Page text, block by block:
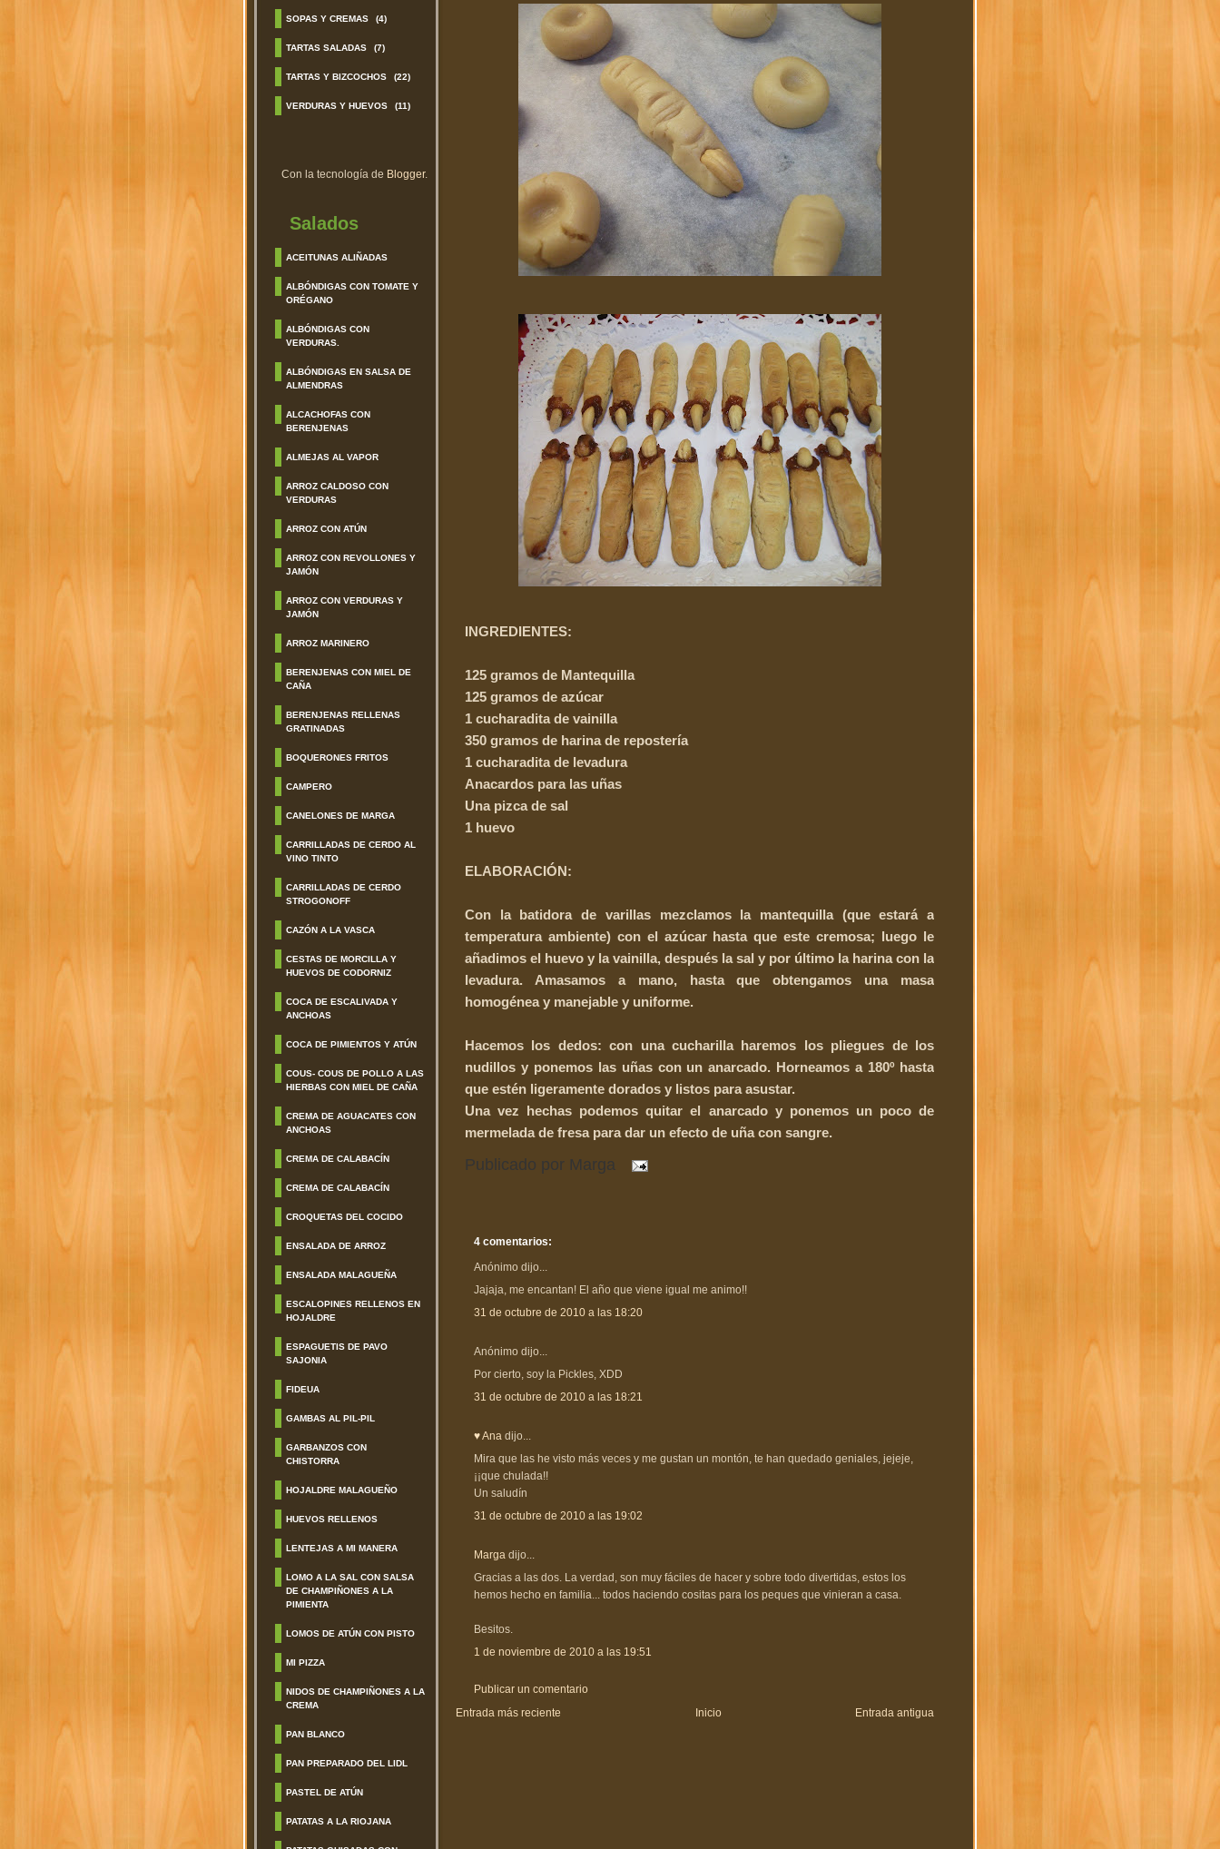
SOPAS Y CREMAS (4)
TARTAS SALADAS (7)
TARTAS Y BIZCOCHOS (22)
VERDURAS Y HUEVOS (11)
Con la tecnología de Blogger.
Salados
ACEITUNAS ALIÑADAS
ALBÓNDIGAS CON TOMATE Y
ORÉGANO
ALBÓNDIGAS CON
VERDURAS.
ALBÓNDIGAS EN SALSA DE
ALMENDRAS
ALCACHOFAS CON
BERENJENAS
ALMEJAS AL VAPOR
ARROZ CALDOSO CON
VERDURAS
ARROZ CON ATÚN
ARROZ CON REVOLLONES Y
JAMÓN
ARROZ CON VERDURAS Y
JAMÓN
ARROZ MARINERO
BERENJENAS CON MIEL DE
CAÑA
BERENJENAS RELLENAS
GRATINADAS
BOQUERONES FRITOS
CAMPERO
CANELONES DE MARGA
CARRILLADAS DE CERDO AL
VINO TINTO
CARRILLADAS DE CERDO
STROGONOFF
CAZÓN A LA VASCA
CESTAS DE MORCILLA Y
HUEVOS DE CODORNIZ
COCA DE ESCALIVADA Y
ANCHOAS
COCA DE PIMIENTOS Y ATÚN
COUS- COUS DE POLLO A LAS
HIERBAS CON MIEL DE CAÑA
CREMA DE AGUACATES CON
ANCHOAS
CREMA DE CALABACÍN
CREMA DE CALABACÍN
CROQUETAS DEL COCIDO
ENSALADA DE ARROZ
ENSALADA MALAGUEÑA
ESCALOPINES RELLENOS EN
HOJALDRE
ESPAGUETIS DE PAVO
SAJONIA
FIDEUA
GAMBAS AL PIL-PIL
GARBANZOS CON
CHISTORRA
HOJALDRE MALAGUEÑO
HUEVOS RELLENOS
LENTEJAS A MI MANERA
LOMO A LA SAL CON SALSA
DE CHAMPIÑONES A LA
PIMIENTA
LOMOS DE ATÚN CON PISTO
MI PIZZA
NIDOS DE CHAMPIÑONES A LA
CREMA
PAN BLANCO
PAN PREPARADO DEL LIDL
PASTEL DE ATÚN
PATATAS A LA RIOJANA
INGREDIENTES:
125 gramos de Mantequilla
125 gramos de azúcar
1 cucharadita de vainilla
350 gramos de harina de repostería
1 cucharadita de levadura
Anacardos para las uñas
Una pizca de sal
1 huevo
ELABORACIÓN:
Con la batidora de varillas mezclamos la mantequilla (que estará a
temperatura ambiente) con el azúcar hasta que este cremosa; luego le
añadimos el huevo y la vainilla, después la sal y por último la harina con la
levadura. Amasamos a mano, hasta que obtengamos una masa
homogénea y manejable y uniforme.
Hacemos los dedos: con una cucharilla haremos los pliegues de los
nudillos y ponemos las uñas con un anarcado. Horneamos a 180º hasta
que estén ligeramente dorados y listos para asustar.
Una vez hechas podemos quitar el anarcado y ponemos un poco de
mermelada de fresa para dar un efecto de uña con sangre.
Publicado por Marga
4 comentarios:
Anónimo dijo...
Jajaja, me encantan! El año que viene igual me animo!!
31 de octubre de 2010 a las 18:20
Anónimo dijo...
Por cierto, soy la Pickles, XDD
31 de octubre de 2010 a las 18:21
♥ Ana dijo...
Mira que las he visto más veces y me gustan un montón, te han quedado geniales, jejeje,
¡¡que chulada!!
Un saludín
31 de octubre de 2010 a las 19:02
Marga dijo...
Gracias a las dos. La verdad, son muy fáciles de hacer y sobre todo divertidas, estos los
hemos hecho en familia... todos haciendo cositas para los peques que vinieran a casa.
Besitos.
1 de noviembre de 2010 a las 19:51
Publicar un comentario
Entrada más reciente
Entrada antigua
Inicio